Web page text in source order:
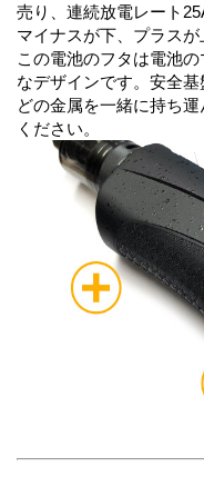
売り、連続放電レート
マイナスが下、プラスが
この電池のフタは電池
なデザインです。安全
どの金属を一緒に持ち
ください。